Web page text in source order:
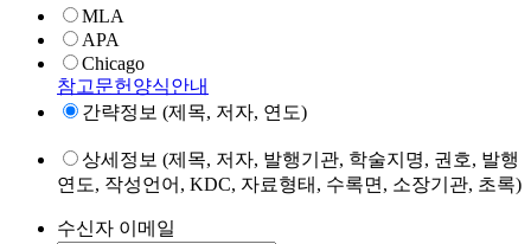
MLA
APA
Chicago
참고문헌양식안내
간략정보 (제목, 저자, 연도)
상세정보 (제목, 저자, 발행기관, 학술지명, 권호, 발행
연도, 작성언어, KDC, 자료형태, 수록면, 소장기관, 초록)
수신자 이메일